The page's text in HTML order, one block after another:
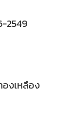
2549
งเหลือง